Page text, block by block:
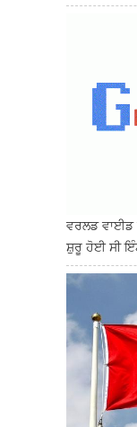
ਵਰਲਡ ਵਾਈਡ
ਸ਼ੁਰੂ ਹੋਈ ਸੀ